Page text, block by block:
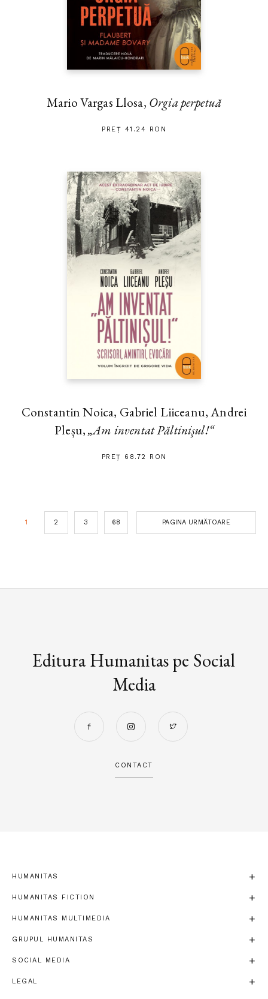
Mario Vargas Llosa, Orgia perpetuă
PREȚ 41.24 RON
Constantin Noica, Gabriel Liiceanu, Andrei
Pleșu,„Am inventat Păltinișul!“
PREȚ 68.72 RON
1 2 3 PAGINA URMĂTOARE
68
Editura Humanitas pe Social
Media
CONTACT
HUMANITAS
HUMANITAS FICTION
HUMANITAS MULTIMEDIA
GRUPUL HUMANITAS
SOCIAL MEDIA
LEGAL